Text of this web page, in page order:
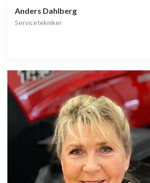
Anders Dahlberg
Servicetekniker